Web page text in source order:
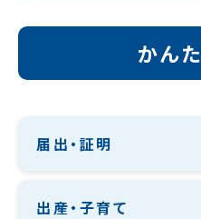
かん
届出・証明
出産・子育て